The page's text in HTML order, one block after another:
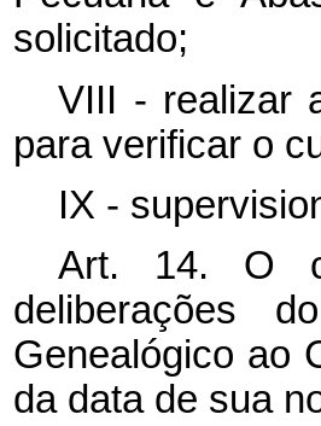
solicitado;
VIII - realizar
para verificar o
IX -
Art. 14. O
deliberações
Genealógico ao
da data de sua